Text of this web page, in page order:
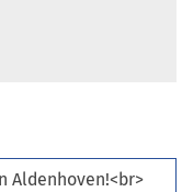
Aldenhoven!<br>